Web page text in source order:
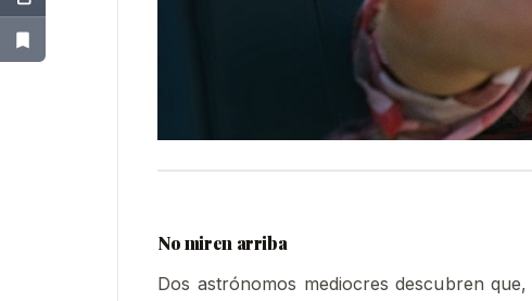
No miren arriba
Dos astrónomos mediocres descubren